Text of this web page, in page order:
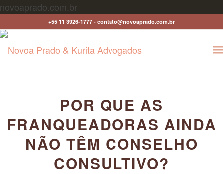
novoaprado.com.br
+55 11 3926-1777 - contato@novoaprado.com.br
POR QUE AS
FRANQUEADORAS AINDA
NÃO TÊM CONSELHO
CONSULTIVO?